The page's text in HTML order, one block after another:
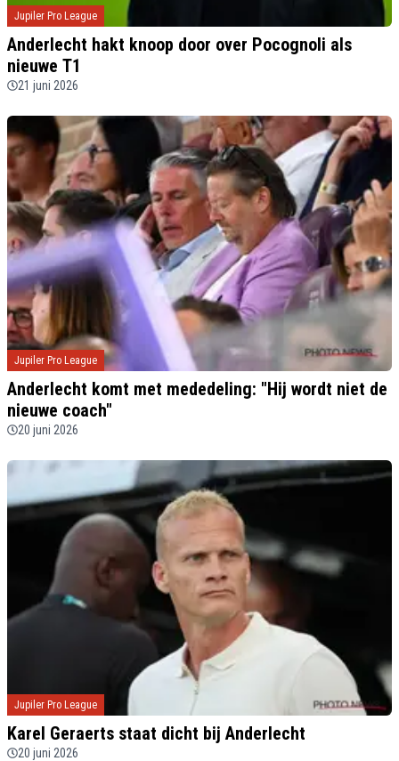
Jupiler Pro League
Anderlecht hakt knoop door over Pocognoli als
nieuwe T1
21 juni 2026
Jupiler Pro League
Anderlecht komt met mededeling: "Hij wordt niet de
nieuwe coach"
20 juni 2026
Jupiler Pro League
Karel Geraerts staat dicht bij Anderlecht
20 juni 2026